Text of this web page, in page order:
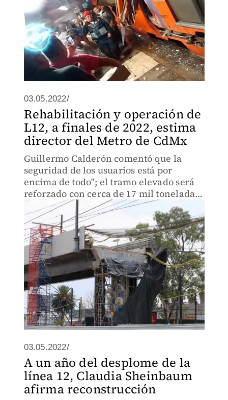
03.05.2022/
Rehabilitación y operación de
L12, a finales de 2022, estima
director del Metro de CdMx
Guillermo Calderón comentó que la
seguridad de los usuarios está por
encima de todo"; el tramo elevado será
reforzado con cerca de 17 mil toneladas
de acero.
03.05.2022/
A un año del desplome de la
línea 12, Claudia Sheinbaum
afirma reconstrucción